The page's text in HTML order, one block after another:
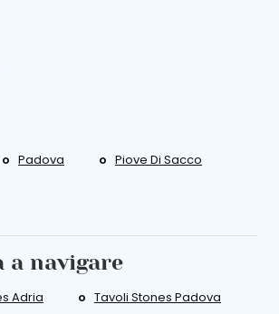
Padova Piove Di Sacco
a navigare
Adria Tavoli Stones Padova